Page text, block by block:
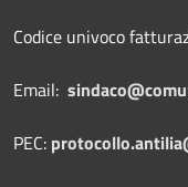
Codice univoco
Email:
PEC: